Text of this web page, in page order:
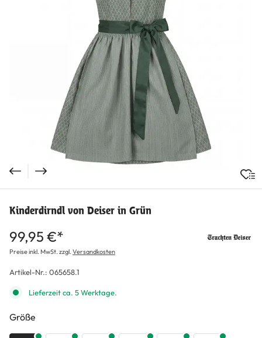
Kinderdirndl von Deiser in Grün
99,95 €*
Preise inkl. MwSt. zzgl.Versandkosten
Artikel-Nr.: 065658.1
Lieferzeit ca. 5 Werktage.
Größe